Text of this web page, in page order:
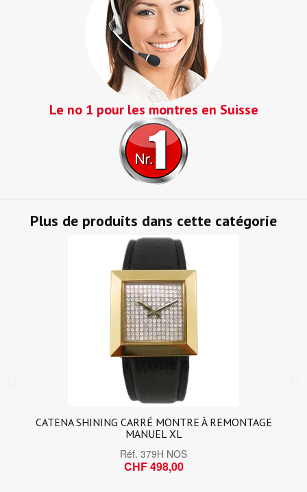
Le no 1 pour les montres en Suisse
Plus de produits dans cette catégorie
CATENA SHINING CARRÉ MONTRE À REMONTAGE
MANUEL XL
Réf. 379H NOS
CHF 498,00